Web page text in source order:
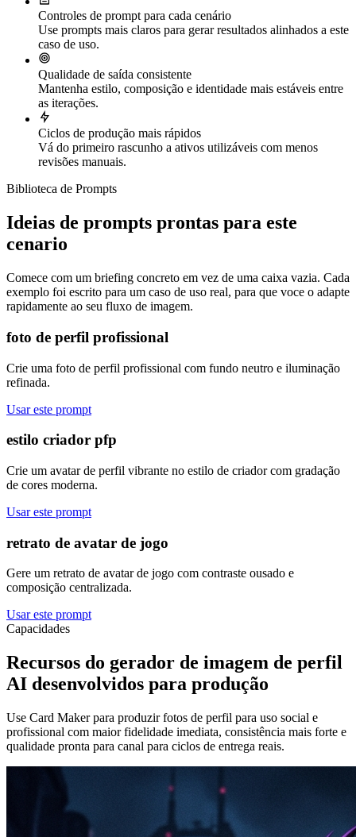
Controles de prompt para cada cenário
Use prompts mais claros para gerar resultados alinhados a este
caso de uso.
Qualidade de saída consistente
Mantenha estilo, composição e identidade mais estáveis entre
as iterações.
Ciclos de produção mais rápidos
Vá do primeiro rascunho a ativos utilizáveis com menos
revisões manuais.
Biblioteca de Prompts
Ideias de prompts prontas para este
cenario
Comece com um briefing concreto em vez de uma caixa vazia. Cada
exemplo foi escrito para um caso de uso real, para que voce o adapte
rapidamente ao seu fluxo de imagem.
foto de perfil profissional
Crie uma foto de perfil profissional com fundo neutro e iluminação
refinada.
Usar este prompt
estilo criador pfp
Crie um avatar de perfil vibrante no estilo de criador com gradação
de cores moderna.
Usar este prompt
retrato de avatar de jogo
Gere um retrato de avatar de jogo com contraste ousado e
composição centralizada.
Usar este prompt
Capacidades
Recursos do gerador de imagem de perfil
AI desenvolvidos para produção
Use Card Maker para produzir fotos de perfil para uso social e
profissional com maior fidelidade imediata, consistência mais forte e
qualidade pronta para canal para ciclos de entrega reais.